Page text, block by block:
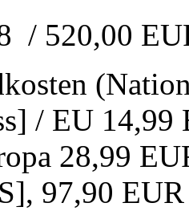
/ 520,00
/ EU
28,99
97,90